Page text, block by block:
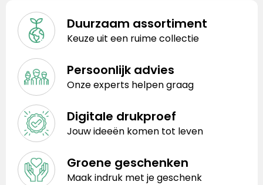
Duurzaam assortiment
Keuze uit een ruime collectie
Persoonlijk advies
Onze experts helpen graag
Digitale drukproef
Jouw ideeën komen tot leven
Groene geschenken
Maak indruk met je geschenk